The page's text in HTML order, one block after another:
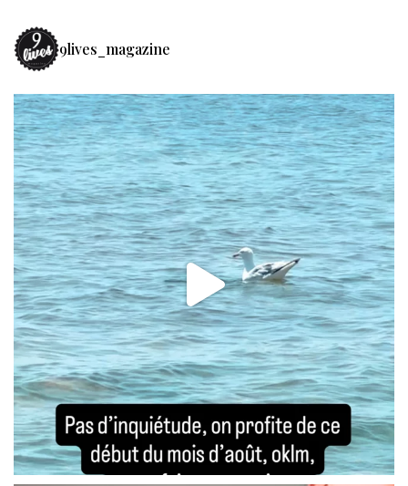
9lives_magazine